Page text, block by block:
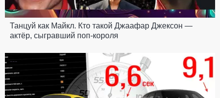
Танцуй как Майкл. Кто такой Джаафар Джексон —
актёр, сыгравший поп-короля
---